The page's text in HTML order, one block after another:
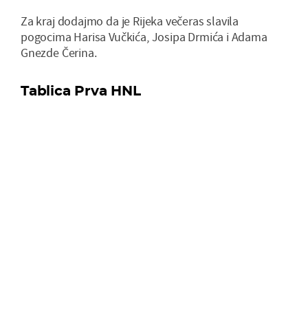
Za kraj dodajmo da je Rijeka večeras slavila
pogocima Harisa Vučkića, Josipa Drmića i Adama
Gnezde Čerina.
Tablica Prva HNL